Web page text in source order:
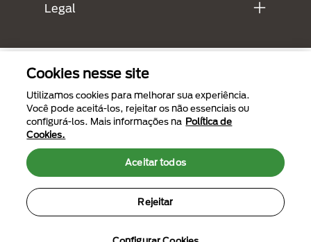
Legal
Menu Footer Secundario Purina
All Nestlé Purina trademarks owned by Société des Produits Nestlé S.A.,
Vevey, Switzerland or are used with permission.
Termos de uso Políticas de privacidade
Cookies nesse site
Utilizamos cookies para melhorar sua experiência.
Você pode aceitá-los, rejeitar os não essenciais ou
configurá-los. Mais informações na Política de
Cookies.
Rejeitar
Aceitar todos